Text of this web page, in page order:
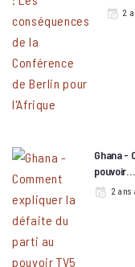
2
Ghana -
pouvoir…
2 ans